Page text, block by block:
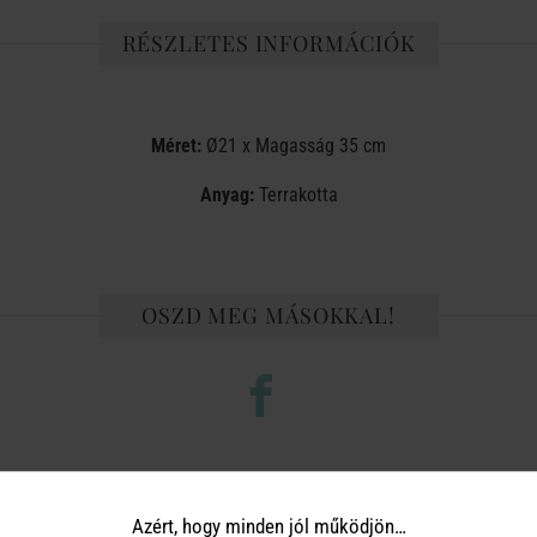
RÉSZLETES INFORMÁCIÓK
Méret: Ø21 x Magasság 35 cm
Anyag:Terrakotta
OSZD MEG MÁSOKKAL!
Azért, hogy minden jól működjön…